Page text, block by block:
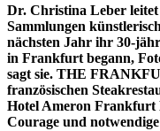
Dr. Christina Leber
Sammlungen
nächsten Jahr ihr 30-
in Frankfurt begann,
sagt sie. THE
französischen
Hotel Ameron Frankfurt
Courage und notwendige